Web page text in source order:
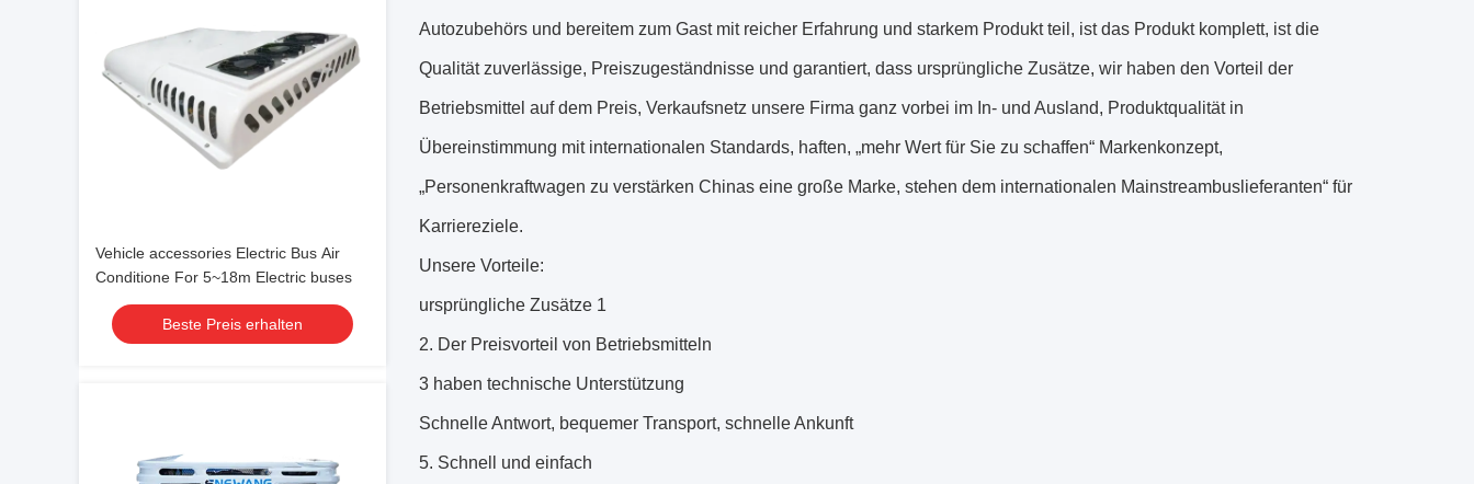
Vehicle accessories Electric Bus Air
Conditione For 5~18m Electric buses
Beste Preis erhalten
Autozubehörs und bereitem zum Gast mit reicher Erfahrung und starkem Produkt teil, ist das Produkt komplett, ist die
Qualität zuverlässige, Preiszugeständnisse und garantiert, dass ursprüngliche Zusätze, wir haben den Vorteil der
Betriebsmittel auf dem Preis, Verkaufsnetz unsere Firma ganz vorbei im In- und Ausland, Produktqualität in
Übereinstimmung mit internationalen Standards, haften, „mehr Wert für Sie zu schaffen“ Markenkonzept,
„Personenkraftwagen zu verstärken Chinas eine große Marke, stehen dem internationalen Mainstreambuslieferanten“ für
Karriereziele.
Unsere Vorteile:
ursprüngliche Zusätze 1
2. Der Preisvorteil von Betriebsmitteln
3 haben technische Unterstützung
Schnelle Antwort, bequemer Transport, schnelle Ankunft
5. Schnell und einfach